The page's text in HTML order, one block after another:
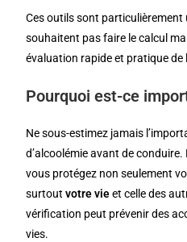
Ces outils sont particulièrement
souhaitent pas faire le calcul
évaluation rapide et pratique de
Pourquoi est-ce
Ne sous-estimez jamais
d’alcoolémie avant de
vous protégez non seulement
surtoutvotre vieet celle des
vérification peut prévenir des
vies.